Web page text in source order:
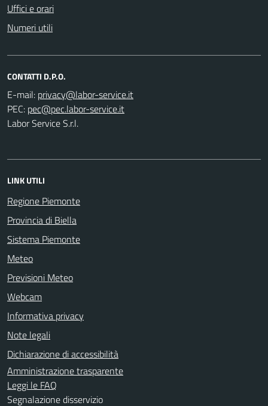
Uffici e orari
Numeri utili
CONTATTI D.P.O.
E-mail:
PEC:
Labor Service S.r.l.
LINK UTILI
Regione Piemonte
Provincia di Biella
Sistema Piemonte
Meteo
Previsioni Meteo
Webcam
Informativa privacy
Note legali
Dichiarazione di accessibilità
Amministrazione trasparente
Leggi le FAQ
Segnalazione disservizio